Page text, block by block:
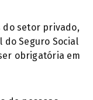
do setor privado,
Seguro Social
obrigatória em